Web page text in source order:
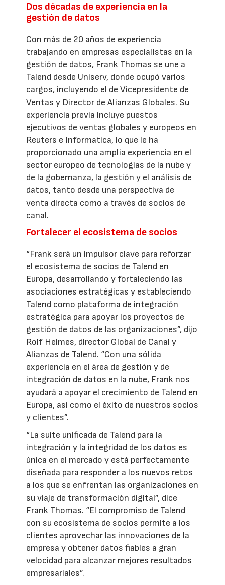
Dos décadas de experiencia en la
gestión de datos
Con más de 20 años de experiencia
trabajando en empresas especialistas en la
gestión de datos, Frank Thomas se une a
Talend desde Uniserv, donde ocupó varios
cargos, incluyendo el de Vicepresidente de
Ventas y Director de Alianzas Globales. Su
experiencia previa incluye puestos
ejecutivos de ventas globales y europeos en
Reuters e Informatica, lo que le ha
proporcionado una amplia experiencia en el
sector europeo de tecnologías de la nube y
de la gobernanza, la gestión y el análisis de
datos, tanto desde una perspectiva de
venta directa como a través de socios de
canal.
Fortalecer el ecosistema de socios
“Frank será un impulsor clave para reforzar
el ecosistema de socios de Talend en
Europa, desarrollando y fortaleciendo las
asociaciones estratégicas y estableciendo
Talend como plataforma de integración
estratégica para apoyar los proyectos de
gestión de datos de las organizaciones”, dijo
Rolf Heimes, director Global de Canal y
Alianzas de Talend. “Con una sólida
experiencia en el área de gestión y de
integración de datos en la nube, Frank nos
ayudará a apoyar el crecimiento de Talend en
Europa, así como el éxito de nuestros socios
y clientes”.
“La suite unificada de Talend para la
integración y la integridad de los datos es
única en el mercado y está perfectamente
diseñada para responder a los nuevos retos
a los que se enfrentan las organizaciones en
su viaje de transformación digital”, dice
Frank Thomas. “El compromiso de Talend
con su ecosistema de socios permite a los
clientes aprovechar las innovaciones de la
empresa y obtener datos fiables a gran
velocidad para alcanzar mejores resultados
empresariales”.